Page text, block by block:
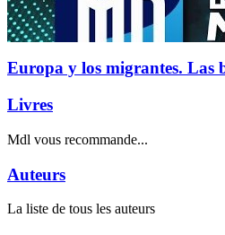
Europa y los migrantes. Las
Livres
Mdl vous recommande...
Auteurs
La liste de tous les auteurs